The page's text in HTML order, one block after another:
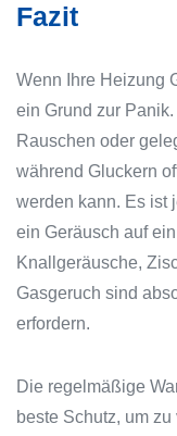
Fazit
Wenn Ihre Heizung
ein Grund zur
Rauschen oder
während Gluckern
werden kann. Es ist
ein Geräusch auf
Knallgeräusche,
Gasgeruch sind
erfordern.
Die regelmäßige
beste Schutz, um